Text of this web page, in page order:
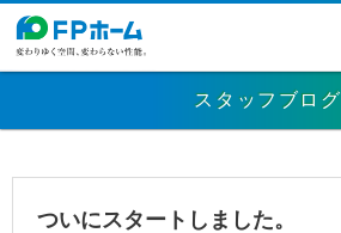
スタッフブログ
ついにスタートしました。